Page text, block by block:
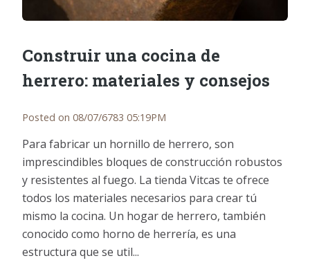
Construir una cocina de
herrero: materiales y consejos
Posted on 08/07/6783 05:19PM
Para fabricar un hornillo de herrero, son
imprescindibles bloques de construcción robustos
y resistentes al fuego. La tienda Vitcas te ofrece
todos los materiales necesarios para crear tú
mismo la cocina. Un hogar de herrero, también
conocido como horno de herrería, es una
estructura que se util...